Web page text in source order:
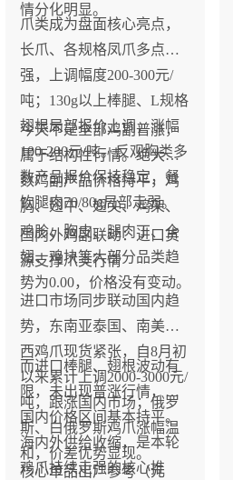
情分化明显。
爪类成为盘面核心亮点，
长爪、各规格凤爪多点走
强，上调幅度200-300元/
吨；130g以上棒腿、L规格
翅根局部报价上调，涨幅
100-200元/吨。反观胸类多
数产品报价保持稳定，餐
饮腿肉70/80g局部走弱。
今天不是全部鸡副普涨，
属于结构性行情。绝大多
数鸡副产品价格持平，鸡
胸、翅中、翅尖、鸡架、
鸡胗、胸皮、腿肉丁、全
翅、鸡块等大部分品类趋
势为0.00，价格没有变动。
国内外鸡副联动：进口货
源支撑爪类行情
进口市场同步联动国内趋
势，东南亚泰国、南美巴
西鸡爪现货紧张，自8月初
以来累计上调2000-3000元/
吨，跟涨国内市场；俄罗
斯、白俄罗斯鸡爪涨幅温
和，价差优势显现。
而进口棒腿、翅根波动有
限，未出现普涨行情，和
国内价格区间基本持平。
海内外供给收缩，是本轮
鸡爪持续走强的核心推
核心单品出厂参考（元